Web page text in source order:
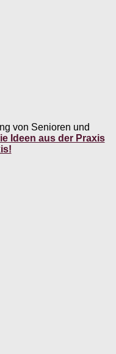
von Senioren und
Ideen aus der Praxis